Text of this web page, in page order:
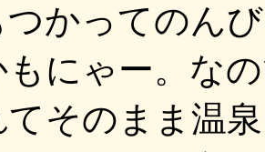
かってのん
にゃー。な
そのまま温